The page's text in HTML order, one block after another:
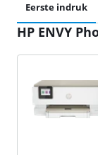
Eerste indruk
HP ENVY
Beoordeling is 8,3 van